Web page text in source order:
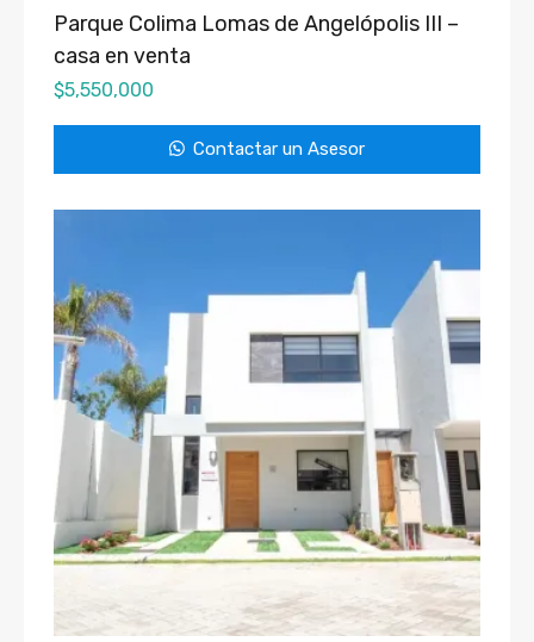
Parque Colima Lomas de Angelópolis III –
casa en venta
$5,550,000
Contactar un Asesor